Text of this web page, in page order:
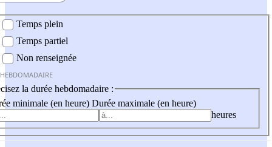
Temps plein
Temps partiel
Non renseignée
la durée hebdomadaire :
minimale (en heure) Durée maximale (en heure)
heures